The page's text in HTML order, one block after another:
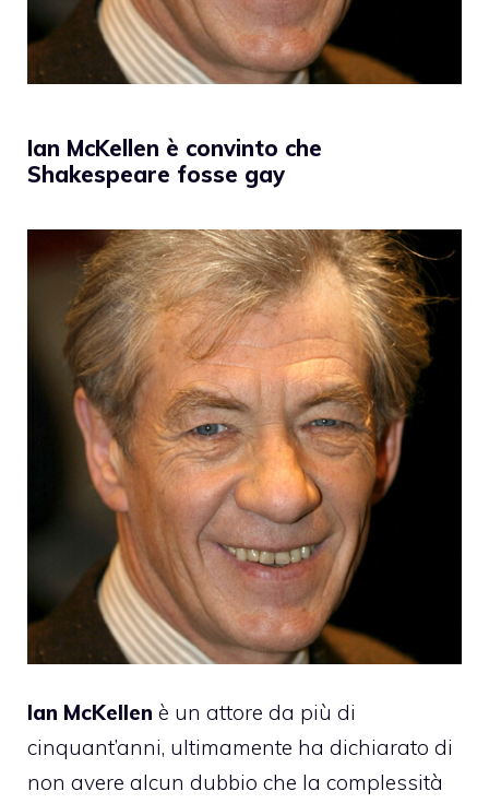
Ian McKellen è convinto che
Shakespeare fosse gay
Ian McKellen è un attore da più di
cinquant’anni, ultimamente ha dichiarato di
non avere alcun dubbio che la complessità